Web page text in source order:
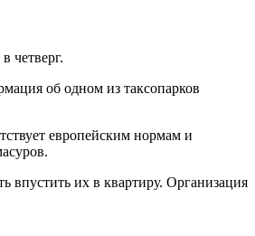
четверг.
об одном из таксопарков
европейским нормам и
впустить их в квартиру. Организация